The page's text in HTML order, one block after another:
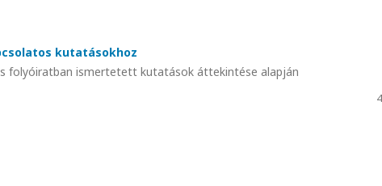
kutatásokhoz
folyóiratban ismertetett kutatások áttekintése alapján